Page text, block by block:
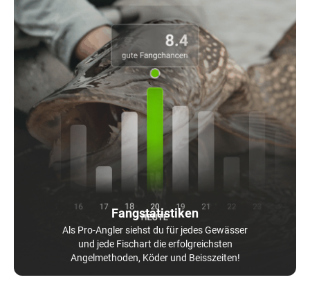
Fangstatistiken
Als Pro-Angler siehst du für jedes Gewässer
und jede Fischart die erfolgreichsten
Angelmethoden, Köder und Beisszeiten!